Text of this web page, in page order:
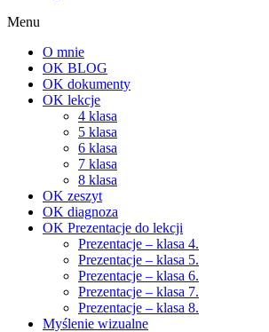
Menu
O mnie
OK BLOG
OK dokumenty
OK lekcje
4 klasa
5 klasa
6 klasa
7 klasa
8 klasa
OK zeszyt
OK diagnoza
OK Prezentacje do lekcji
Prezentacje – klasa 4.
Prezentacje – klasa 5.
Prezentacje – klasa 6.
Prezentacje – klasa 7.
Prezentacje – klasa 8.
Myślenie wizualne